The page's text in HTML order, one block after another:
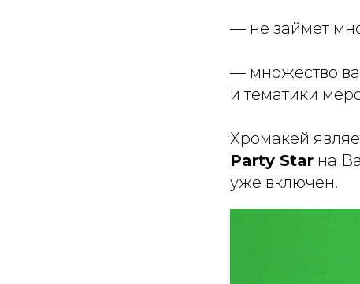
— не займет
— множество
и тематики
Хромакей
Party Star на
уже включен.